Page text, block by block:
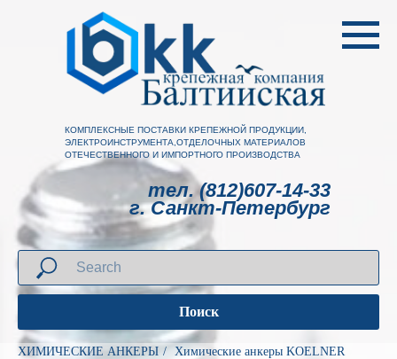
тел. (812)607-14-33
г. Санкт-Петербург
КОМПЛЕКСНЫЕ ПОСТАВКИ КРЕПЕЖНОЙ ПРОДУКЦИИ,
ЭЛЕКТРОИНСТРУМЕНТА,ОТДЕЛОЧНЫХ МАТЕРИАЛОВ
ОТЕЧЕСТВЕННОГО И ИМПОРТНОГО ПРОИЗВОДСТВА
Поиск
ХИМИЧЕСКИЕ АНКЕРЫ / Химические анкеры KOELNER